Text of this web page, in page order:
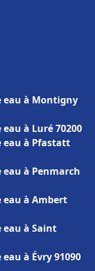
à Montigny
à Luré 70200
à Pfastatt
à Penmarch
à Ambert
à Saint
à Évry 91090